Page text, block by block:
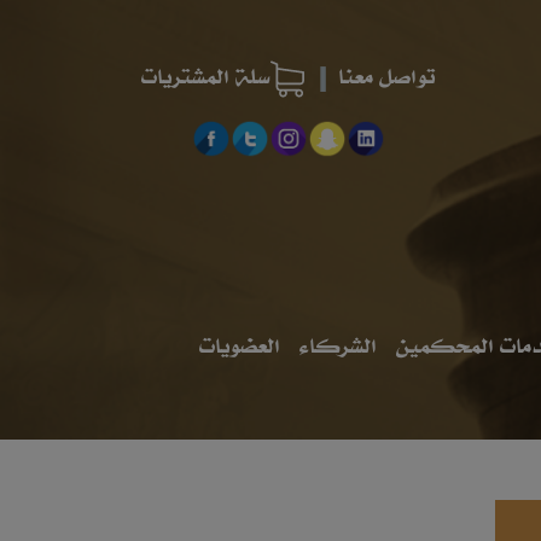
تواصل معنا سلة المشتريات
المحكمين الشركاء العضويات